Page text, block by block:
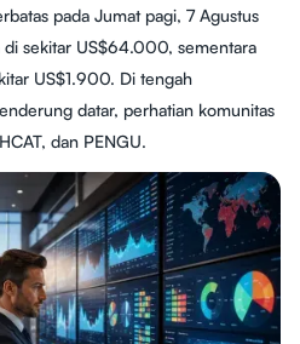
pada Jumat pagi, 7 Agustus
sekitar US$64.000, sementara
US$1.900. Di tengah
datar, perhatian komunitas
dan PENGU.